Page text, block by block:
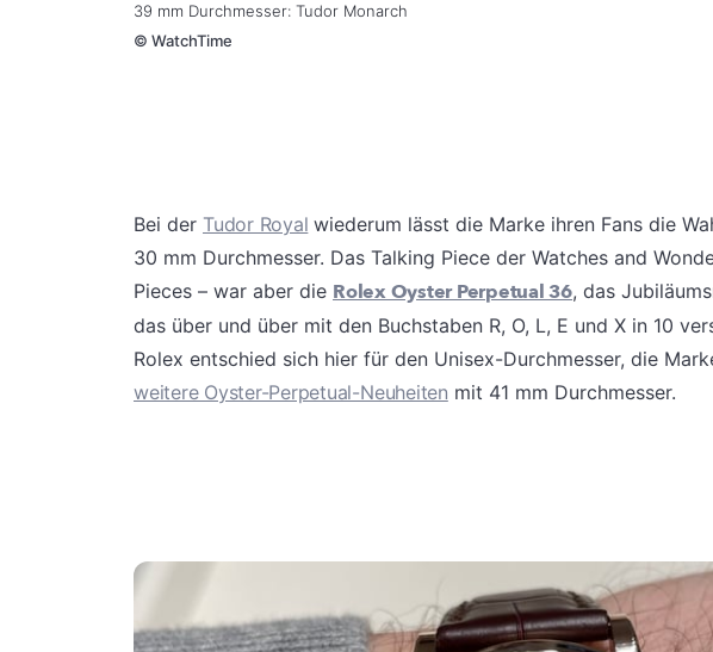
39 mm Durchmesser: Tudor Monarch
© WatchTime
Bei der Tudor Royal wiederum lässt die Marke ihren Fans die
30 mm Durchmesser. Das Talking Piece der Watches and
Pieces – war aber die Rolex Oyster Perpetual 36, das
das über und über mit den Buchstaben R, O, L, E und X in 10
Rolex entschied sich hier für den Unisex-Durchmesser, die
weitere Oyster-Perpetual-Neuheiten mit 41 mm Durchmesser.